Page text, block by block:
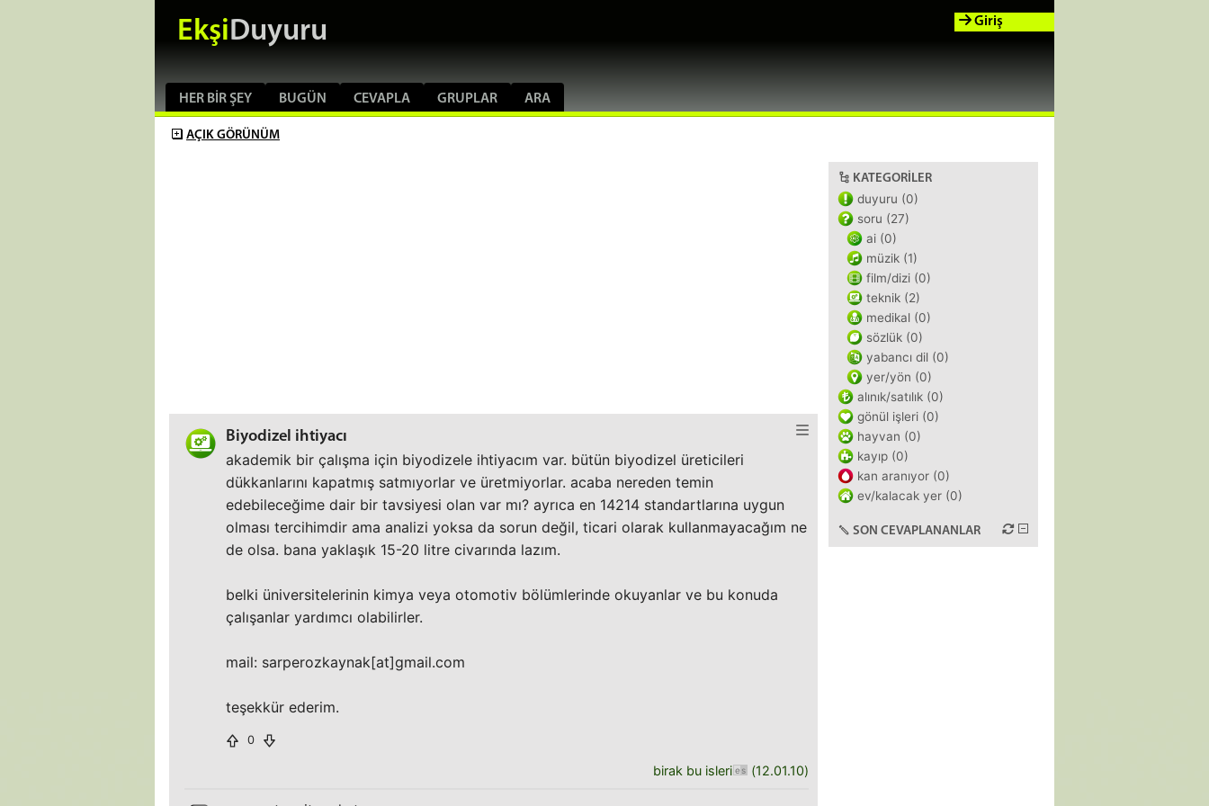
EkşiDuyuru
HER BIR ŞEY BUGÜN CEVAPLA GRUPLAR ARA
Giriş
AÇIK GÖRÜNÜM
Biyodizel ihtiyacı
akademik bir çalışma için biyodizele ihtiyacım var. bütün biyodizel üreticileri
dükkanlarını kapatmış satmıyorlar ve üretmiyorlar. acaba nereden temin
edebileceğime dair bir tavsiyesi olan var mı? ayrıca en 14214 standartlarına uygun
olması tercihimdir ama analizi yoksa da sorun değil, ticari olarak kullanmayacağım ne
de olsa. bana yaklaşık 15-20 litre civarında lazım.
belki üniversitelerinin kimya veya otomotiv bölümlerinde okuyanlar ve bu konuda
çalışanlar yardımcı olabilirler.
mail: sarperozkaynak[at]gmail.com
teşekkür ederim.
0
birak bu isleri (12.01.10)
KATEGORILER
duyuru (0)
soru (27)
ai (0)
müzik (1)
film/dizi (0)
teknik (2)
medikal (0)
sözlük (0)
yabancı dil (0)
yer/yön (0)
alınık/satılık (0)
gönül işleri (0)
hayvan (0)
kayıp (0)
kan aranıyor (0)
ev/kalacak yer (0)
SON CEVAPLANANLAR